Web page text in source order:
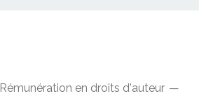
Rémunération en droits d'auteur